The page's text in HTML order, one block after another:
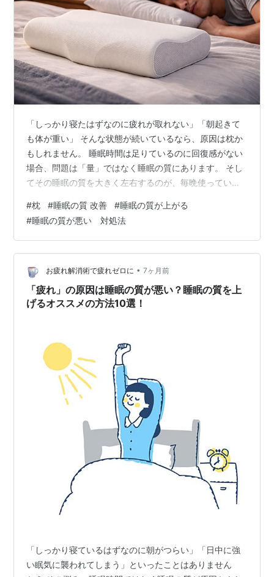
「しっかり寝たはずなのに疲れが取れない」「朝起きて
も体が重い」 そんな状態が続いているなら、原因は枕か
もしれません。 睡眠時間は足りているのに回復感がない
場合、問題は「量」ではなく睡眠の質にあります。 そし
てその睡眠の質を大きく左右するのが、毎晩使っている
合わない枕が引き起こす不調 見直すべきポイント を、専
門知識がなくても分かるように解説します。 なぜ枕で睡
眠の質が下がるのか 枕の役割は「首を支えること」 枕の
本来の役割は、頭を持ち上げることではなく、首の自然
なカーブを支えることです。 人の首（頸椎）は、ゆるや
かなカーブを描いています。…
#枕 #睡眠の質 改善 #睡眠の質が上がる
#睡眠の質が悪い 対処法
お疲れ解消術で疲れゼロに • 7ヶ月前
「疲れ」の原因は睡眠の質が悪い？睡眠の質を上
げるオススメの方法10選！
「しっかり寝ているはずなのに朝がつらい」「日中に強
い眠気に襲われてしまう」といったことはありません